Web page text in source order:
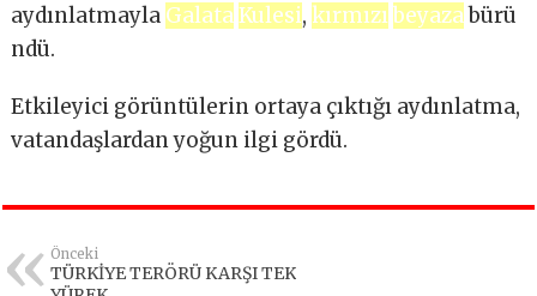
aydınlatmayla GalataKulesi, kırmızıbeyazabürü
ndü.
Etkileyici görüntülerin ortaya çıktığı aydınlatma,
vatandaşlardan yoğun ilgi gördü.
Önceki
TÜRKİYE TERÖRÜ KARŞI TEK